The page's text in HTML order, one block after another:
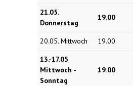
21.05.
Donnerstag
19.00
20.05. Mittwoch 19.00
13.-17.05
Mittwoch -
Sonntag
19.00